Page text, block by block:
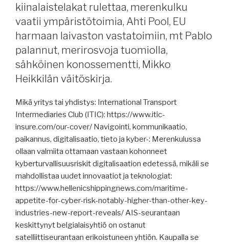
purevat,
MagGregor
myyty,
Pohjois-
Amerikan
satamalakoista,
Thyssenkrupp,
EU-
pakotepaketti,
saatavana
lähes
käyttämätön
kalastuslaivasto,
ensi
vuoden
määräyksiä,
vuosi
panttivankina.”
kiinalaistelakat rulettaa, merenkulku
vaatii ympäristötoimia, Ahti Pool, EU
harmaan laivaston vastatoimiin, mt Pablo
palannut, merirosvoja tuomiolla,
sähköinen konossementti, Mikko
Heikkilän väitöskirja.
Mikä yritys tai yhdistys: International Transport
Intermediaries Club (ITIC): https://www.itic-
insure.com/our-cover/ Navigointi, kommunikaatio,
paikannus, digitalisaatio, tieto ja kyber-: Merenkulussa
ollaan valmiita ottamaan vastaan kohonneet
kyberturvallisuusriskit digitalisaation edetessä, mikäli se
mahdollistaa uudet innovaatiot ja teknologiat:
https://www.hellenicshippingnews.com/maritime-
appetite-for-cyber-risk-notably-higher-than-other-key-
industries-new-report-reveals/ AIS-seurantaan
keskittynyt belgialaisyhtiö on ostanut
satelliittiseurantaan erikoistuneen yhtiön. Kaupalla se